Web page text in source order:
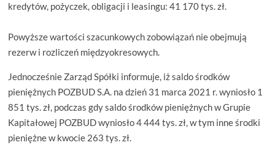
kredytów, pożyczek, obligacji i leasingu: 41 170 tys. zł.
Powyższe wartości szacunkowych zobowiązań nie obejmują
rezerw i rozliczeń międzyokresowych.
Jednocześnie Zarząd Spółki informuje, iż saldo środków
pieniężnych POZBUD S.A. na dzień 31 marca 2021 r. wyniosło 1
851 tys. zł, podczas gdy saldo środków pieniężnych w Grupie
Kapitałowej POZBUD wyniosło 4 444 tys. zł, w tym inne środki
pieniężne w kwocie 263 tys. zł.